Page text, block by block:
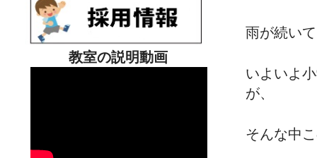
雨が続い
いよいよ
が、
そんな中
教室の説明動画